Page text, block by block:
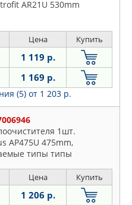
AR21U 530mm
Цена Купить
1 119 р.
1 169 р.
(5) от 1 203 р.
1шт.
AP475U 475mm,
типы типы
на плоский
Цена Купить
1 206 р.